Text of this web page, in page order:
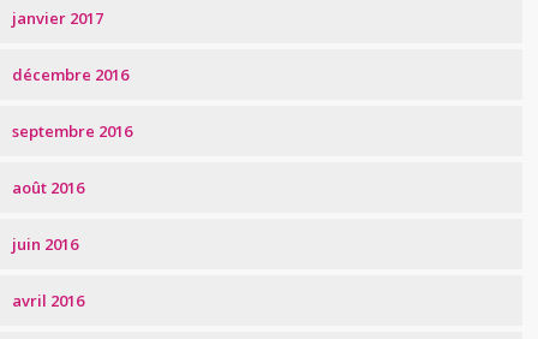
janvier 2017
décembre 2016
septembre 2016
août 2016
juin 2016
avril 2016